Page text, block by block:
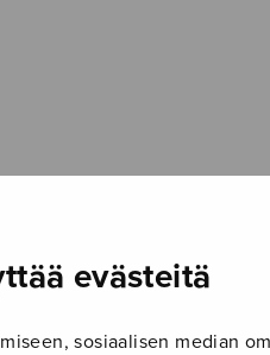
evästeitä
sosiaalisen median